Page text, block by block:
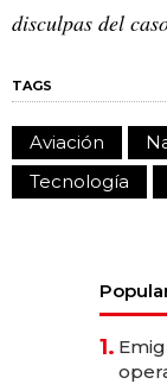
disculpas del
TAGS
Aviación
Tecnología
1.